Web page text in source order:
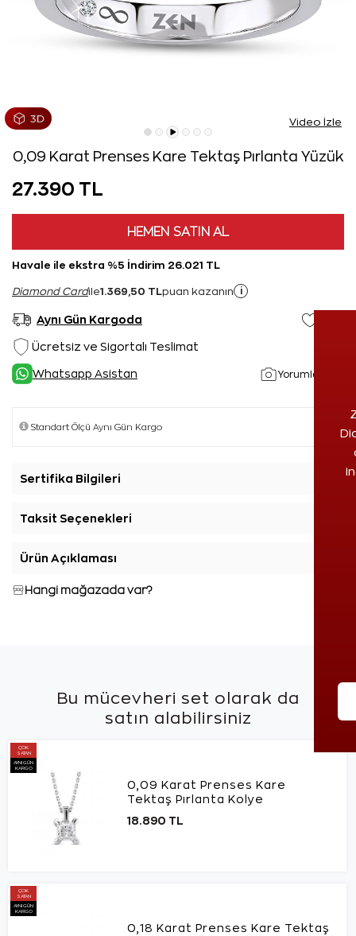
Video İzle
0,09 Karat Prenses Kare Tektaş Pırlanta Yüzük
27.390 TL
HEMEN SATIN AL
Havale ile ekstra %5 İndirim 26.021 TL
Diamond Cardile1.369,50 TL puan kazanın i
Aynı Gün Kargoda
Ücretsiz ve Sigortalı Teslimat
Whatsapp Asistan Yorumlar(2)
Sertifika Bilgileri
Taksit Seçenekleri
Ürün Açıklaması
Hangi mağazada var?
Bu mücevheri set olarak da
satın alabilirsiniz
ÇOK
SATAN
AYNI GÜN
KARGO
0,09 Karat Prenses Kare
Tektaş Pırlanta Kolye
18.890 TL
ÇOK
SATAN
AYNI GÜN
KARGO
0,18 Karat Prenses Kare Tektaş